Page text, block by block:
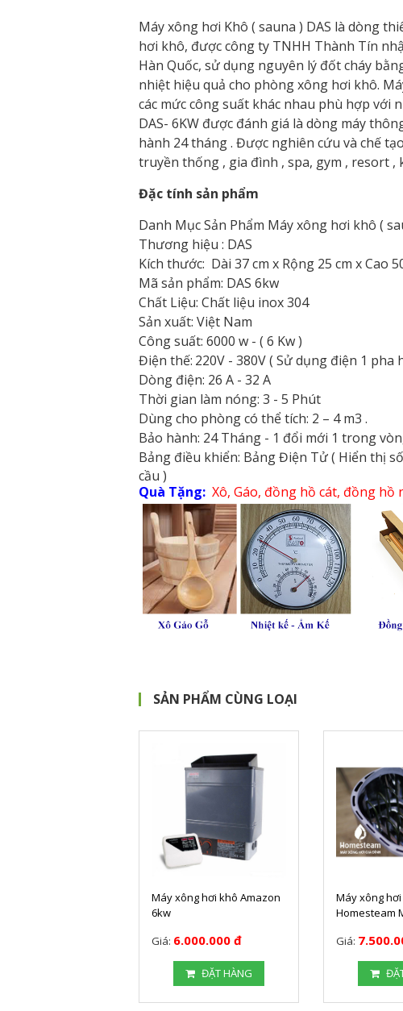
Máy xông hơi Khô ( sauna ) DAS là dòng
hơi khô, được công ty TNHH Thành Tín
Hàn Quốc, sử dụng nguyên lý đốt cháy
nhiệt hiệu quả cho phòng xông hơi khô.
các mức công suất khác nhau phù hợp
DAS- 6KW được đánh giá là dòng máy
hành 24 tháng . Được nghiên cứu và chế
truyền thống , gia đình , spa, gym , resort ,
Đặc tính sản phẩm
Danh Mục Sản Phẩm Máy xông hơi khô (
Thương hiệu : DAS
Kích thước: Dài 37 cm x Rộng 25 cm x Cao
Mã sản phẩm: DAS 6kw
Chất Liệu: Chất liệu inox 304
Sản xuất: Việt Nam
Công suất: 6000 w - ( 6 Kw )
Điện thế: 220V - 380V ( Sử dụng điện 1
Dòng điện: 26 A - 32 A
Thời gian làm nóng: 3 - 5 Phút
Dùng cho phòng có thể tích: 2 – 4 m3 .
Bảo hành: 24 Tháng - 1 đổi mới 1 trong
Bảng điều khiển: Bảng Điện Tử ( Hiển thị
cầu )
Quà Tặng: Xô, Gáo, đồng hồ cát, đồng
SẢN PHẨM CÙNG LOẠI
Máy xông hơi khô Amazon
6kw
Giá: 6.000.000 đ
ĐẶT HÀNG
Máy xông
Homesteam
Giá: